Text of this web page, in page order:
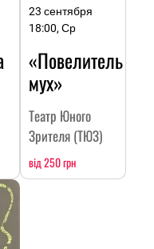
23 сентября
18:00, Ср
«Повелитель
мух»
Театр Юного
Зрителя (ТЮЗ)
від 250 грн